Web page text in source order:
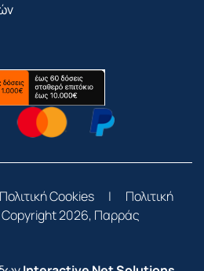
Πολιτική Cookies |
Πολιτική
Copyright 2026, Παρράς